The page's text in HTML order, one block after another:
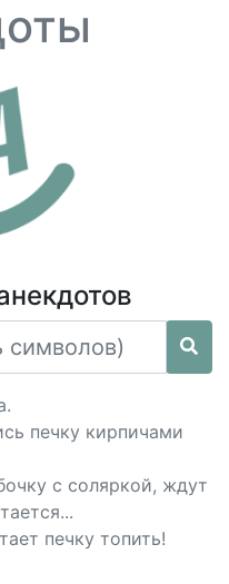
печку кирпичами
с соляркой, ждут
печку топить!